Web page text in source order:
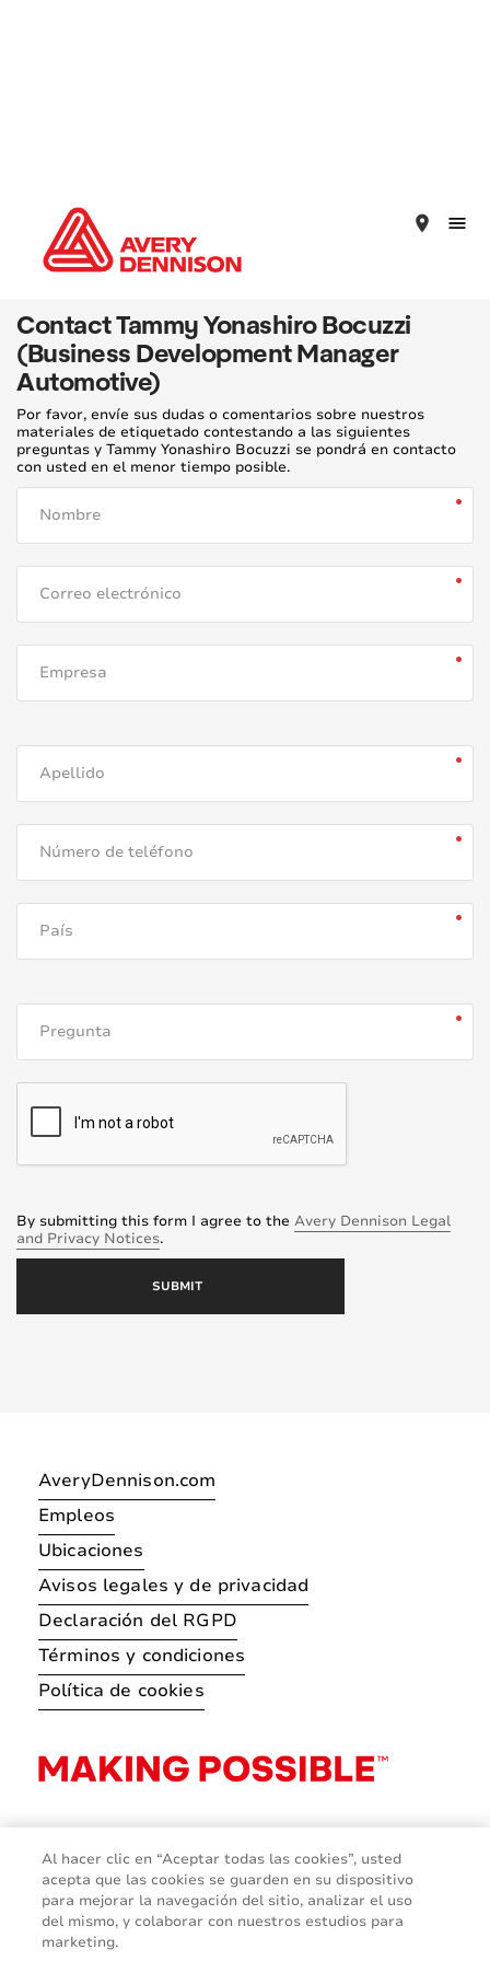
place
Contact Tammy Yonashiro Bocuzzi
(Business Development Manager
Automotive)
Por favor, envíe sus dudas o comentarios sobre nuestros
materiales de etiquetado contestando a las siguientes
preguntas y Tammy Yonashiro Bocuzzi se pondrá en contacto
con usted en el menor tiempo posible.
By submitting this form I agree to the Avery Dennison Legal
and Privacy Notices.
AveryDennison.com
Empleos
Ubicaciones
Avisos legales y de privacidad
Declaración del RGPD
Términos y condiciones
Política de cookies
Al hacer clic en “Aceptar todas las cookies”, usted
acepta que las cookies se guarden en su dispositivo
para mejorar la navegación del sitio, analizar el uso
del mismo, y colaborar con nuestros estudios para
marketing.